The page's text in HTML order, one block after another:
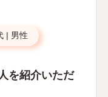
| 男性
を紹介いただ